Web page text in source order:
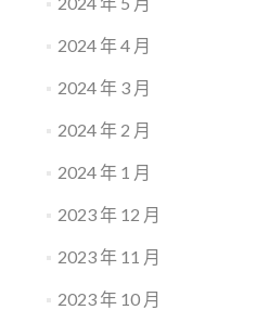
2024 年 4 月
2024 年 3 月
2024 年 2 月
2024 年 1 月
2023 年 12 月
2023 年 11 月
2023 年 10 月